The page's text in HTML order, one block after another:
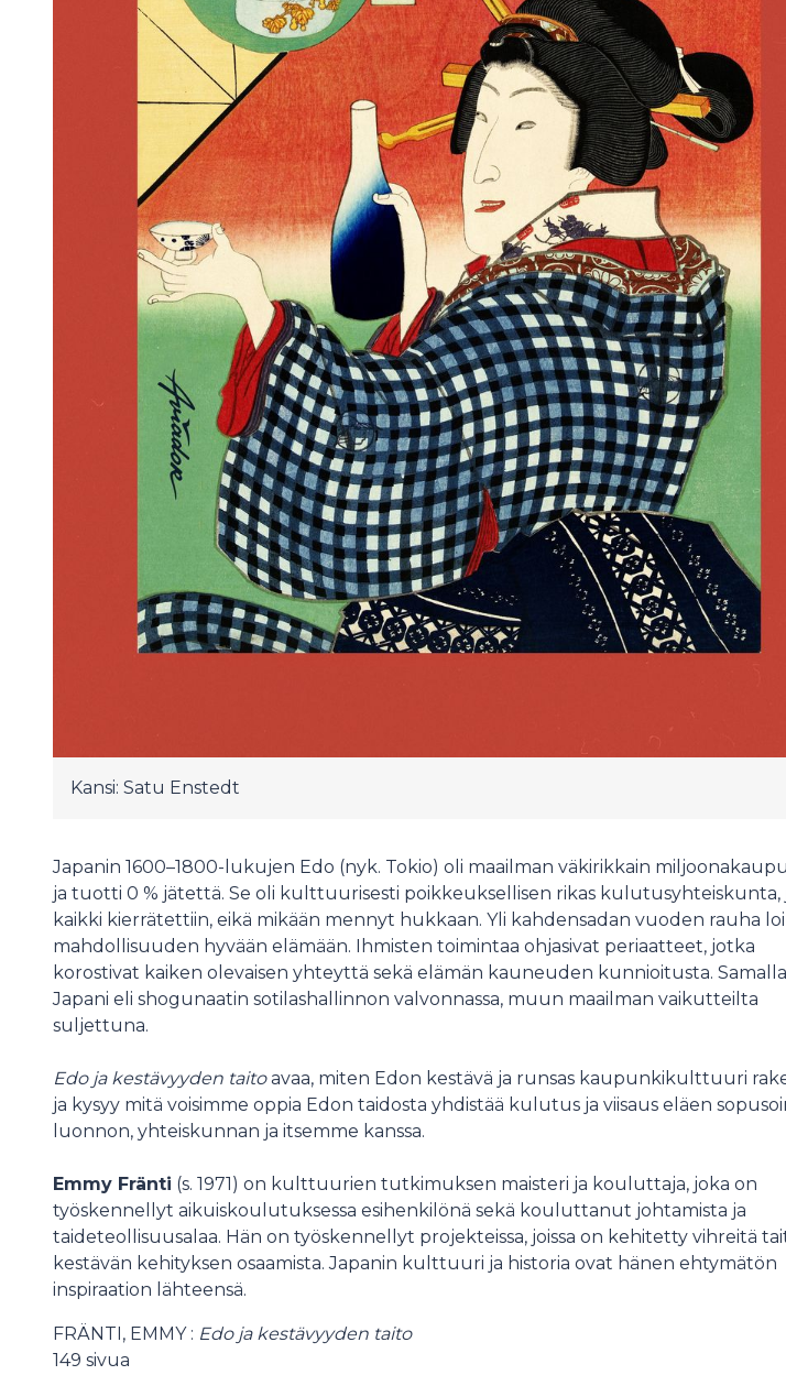
Kansi: Satu Enstedt
Japanin 1600–1800-lukujen Edo (nyk. Tokio) oli maailman väkirikkain
ja tuotti 0 % jätettä. Se oli kulttuurisesti poikkeuksellisen rikas kulutusyhteiskunta,
kaikki kierrätettiin, eikä mikään mennyt hukkaan. Yli kahdensadan vuoden rauha loi
mahdollisuuden hyvään elämään. Ihmisten toimintaa ohjasivat periaatteet, jotka
korostivat kaiken olevaisen yhteyttä sekä elämän kauneuden kunnioitusta. Samalla
Japani eli shogunaatin sotilashallinnon valvonnassa, muun maailman vaikutteilta
suljettuna.
Edo ja kestävyyden taitoavaa, miten Edon kestävä ja runsas kaupunkikulttuuri
ja kysyy mitä voisimme oppia Edon taidosta yhdistää kulutus ja viisaus eläen
luonnon, yhteiskunnan ja itsemme kanssa.
Emmy Fränti (s. 1971) on kulttuurien tutkimuksen maisteri ja kouluttaja, joka on
työskennellyt aikuiskoulutuksessa esihenkilönä sekä kouluttanut johtamista ja
taideteollisuusalaa. Hän on työskennellyt projekteissa, joissa on kehitetty vihreitä
kestävän kehityksen osaamista. Japanin kulttuuri ja historia ovat hänen ehtymätön
inspiraation lähteensä.
FRÄNTI, EMMY : Edo ja kestävyyden taito
149 sivua